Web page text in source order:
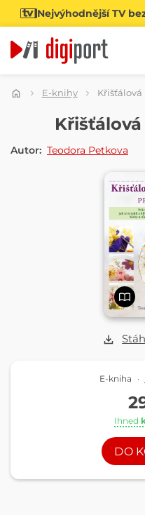
Nejvýhodnější TV
Kategorie
E-knihy Křišťálová
Autor: Teodora Petkova
E-kniha ·
Ihned
DO